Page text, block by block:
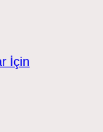
İçin